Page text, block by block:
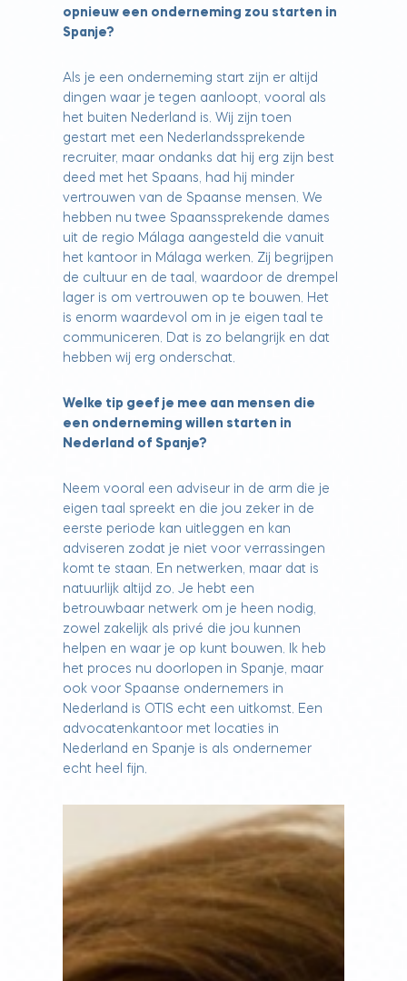
opnieuw een onderneming zou starten in
Spanje?
Als je een onderneming start zijn er altijd
dingen waar je tegen aanloopt, vooral als
het buiten Nederland is. Wij zijn toen
gestart met een Nederlandssprekende
recruiter, maar ondanks dat hij erg zijn best
deed met het Spaans, had hij minder
vertrouwen van de Spaanse mensen. We
hebben nu twee Spaanssprekende dames
uit de regio Málaga aangesteld die vanuit
het kantoor in Málaga werken. Zij begrijpen
de cultuur en de taal, waardoor de drempel
lager is om vertrouwen op te bouwen. Het
is enorm waardevol om in je eigen taal te
communiceren. Dat is zo belangrijk en dat
hebben wij erg onderschat.
Welke tip geef je mee aan mensen die
een onderneming willen starten in
Nederland of Spanje?
Neem vooral een adviseur in de arm die je
eigen taal spreekt en die jou zeker in de
eerste periode kan uitleggen en kan
adviseren zodat je niet voor verrassingen
komt te staan. En netwerken, maar dat is
natuurlijk altijd zo. Je hebt een
betrouwbaar netwerk om je heen nodig,
zowel zakelijk als privé die jou kunnen
helpen en waar je op kunt bouwen. Ik heb
het proces nu doorlopen in Spanje, maar
ook voor Spaanse ondernemers in
Nederland is OTIS echt een uitkomst. Een
advocatenkantoor met locaties in
Nederland en Spanje is als ondernemer
echt heel fijn.